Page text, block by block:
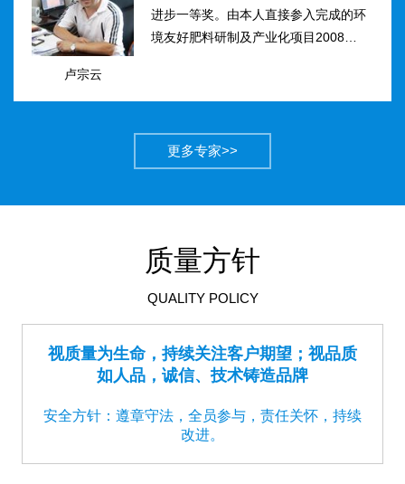
卢宗云
进步一等奖。由本人直接参入完成的环
境友好肥料研制及产业化项目2008年获
市有突出贡献中青年专...
更多专家>>
质量方针
QUALITY POLICY
视质量为生命，持续关注客户期望；视品质
如人品，诚信、技术铸造品牌
安全方针：遵章守法，全员参与，责任关怀，持续
改进。